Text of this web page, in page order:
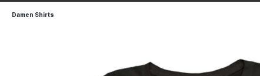
Damen Shirts